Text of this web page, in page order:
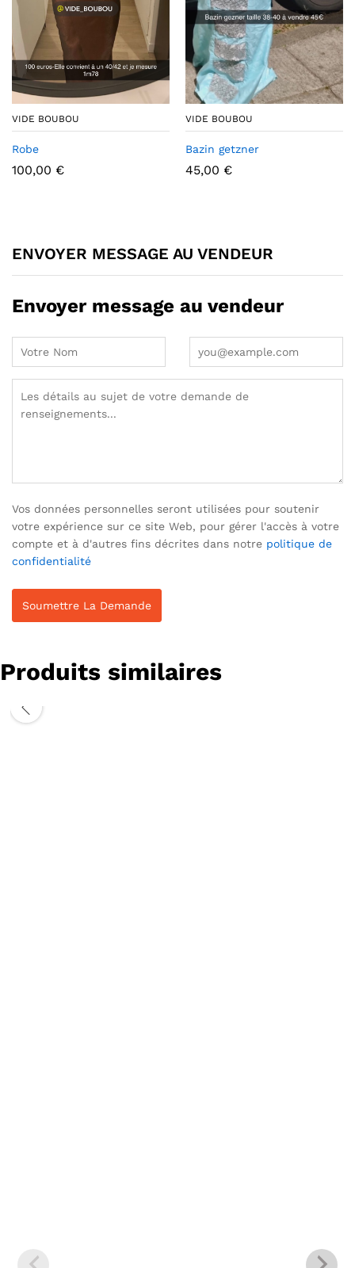
VIDE BOUBOU
Robe
100,00 €
VIDE BOUBOU
Bazin getzner
45,00 €
ENVOYER MESSAGE AU VENDEUR
Envoyer message au vendeur
Vos données personnelles seront utilisées pour soutenir
votre expérience sur ce site Web, pour gérer l'accès à votre
compte et à d'autres fins décrites dans notre politique de
confidentialité
Produits similaires